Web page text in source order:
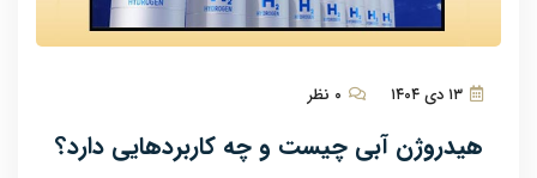
هیدروژن آبی چیست و چه کاربردهایی دارد؟